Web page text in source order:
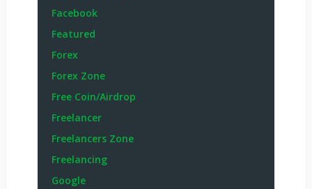
Facebook
Featured
Forex
Forex Zone
Free Coin/Airdrop
Freelancer
Freelancers Zone
Freelancing
Google